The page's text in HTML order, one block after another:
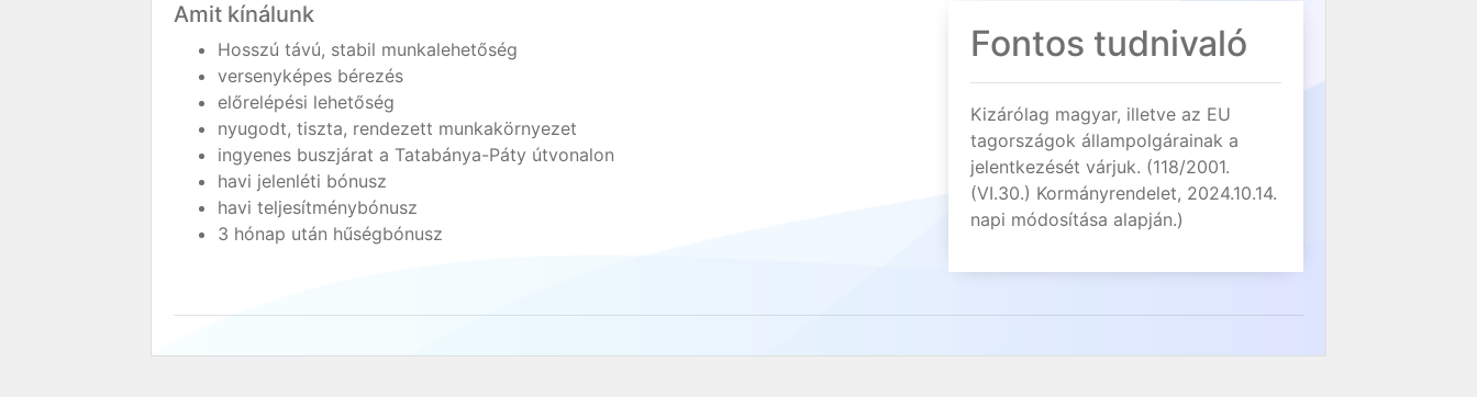
Amit kínálunk
Hosszú távú, stabil munkalehetőség
versenyképes bérezés
előrelépési lehetőség
nyugodt, tiszta, rendezett munkakörnyezet
ingyenes buszjárat a Tatabánya-Páty útvonalon
havi jelenléti bónusz
havi teljesítménybónusz
3 hónap után hűségbónusz
Fontos tudnivaló
Kizárólag magyar, illetve az EU
tagországok állampolgárainak a
jelentkezését várjuk. (118/2001.
(VI.30.) Kormányrendelet, 2024.10.14.
napi módosítása alapján.)